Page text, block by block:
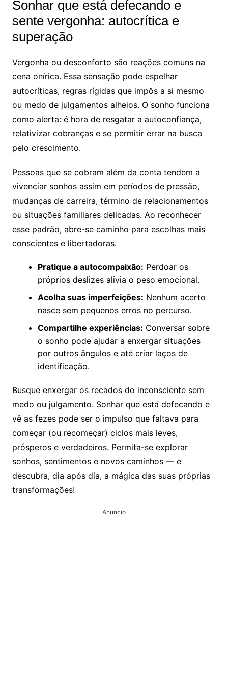
Sonhar que está defecando e
sente vergonha: autocrítica e
superação
Vergonha ou desconforto são reações comuns na
cena onírica. Essa sensação pode espelhar
autocríticas, regras rígidas que impôs a si mesmo
ou medo de julgamentos alheios. O sonho funciona
como alerta: é hora de resgatar a autoconfiança,
relativizar cobranças e se permitir errar na busca
pelo crescimento.
Pessoas que se cobram além da conta tendem a
vivenciar sonhos assim em períodos de pressão,
mudanças de carreira, término de relacionamentos
ou situações familiares delicadas. Ao reconhecer
esse padrão, abre-se caminho para escolhas mais
conscientes e libertadoras.
Pratique a autocompaixão: Perdoar os
próprios deslizes alivia o peso emocional.
Acolha suas imperfeições: Nenhum acerto
nasce sem pequenos erros no percurso.
Compartilhe experiências: Conversar sobre
o sonho pode ajudar a enxergar situações
por outros ângulos e até criar laços de
identificação.
Busque enxergar os recados do inconsciente sem
medo ou julgamento. Sonhar que está defecando e
vê as fezes pode ser o impulso que faltava para
começar (ou recomeçar) ciclos mais leves,
prósperos e verdadeiros. Permita-se explorar
sonhos, sentimentos e novos caminhos — e
descubra, dia após dia, a mágica das suas próprias
transformações!
Anuncio